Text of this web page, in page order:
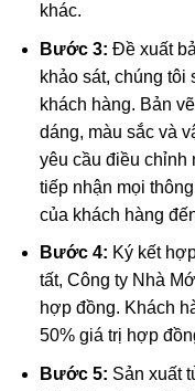
khác.
Bước 3: Đề xuất
khảo sát, chúng
khách hàng. Bản
dáng, màu sắc và
yêu cầu điều chỉnh
tiếp nhận mọi
của khách hàng
Bước 4: Ký kết
tất, Công ty Nhà
hợp đồng. Khách
50% giá trị hợp
Bước 5: Sản xuất